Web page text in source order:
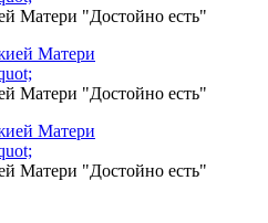
Матери "Достойно есть"
Матери "Достойно есть"
Матери "Достойно есть"